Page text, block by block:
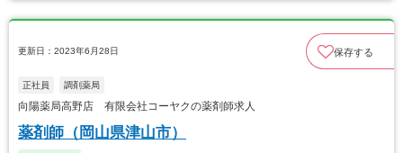
更新日：2023年6月28日 保存する
正社員 調剤薬局
向陽薬局高野店 有限会社コーヤクの薬剤師求人
薬剤師（岡山県津山市）